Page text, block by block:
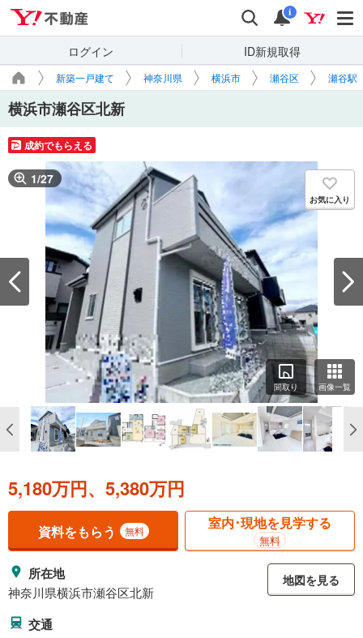
検索 通知
i
ログイン ID新規取得
新築一戸建て 神奈川県 横浜市 瀬谷区 瀬谷駅
横浜市瀬谷区北新
成約でもらえる
1/27
お気に入り
間取り 画像一覧
5,180万円、5,380万円
資料をもらう 無料 室内･現地を見学する
無料
所在地
神奈川県横浜市瀬谷区北新
地図を見る
交通